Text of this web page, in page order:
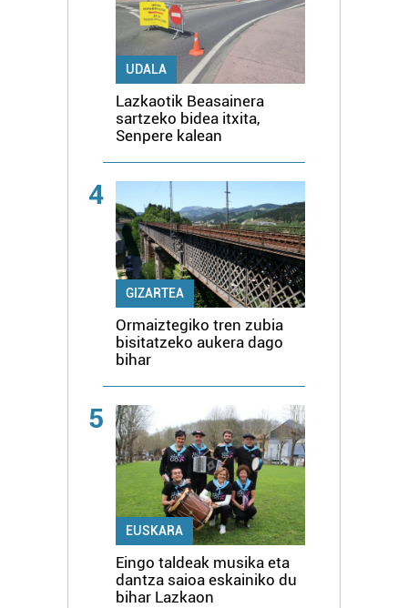
UDALA
Lazkaotik Beasainera
sartzeko bidea itxita,
Senpere kalean
4
GIZARTEA
Ormaiztegiko tren zubia
bisitatzeko aukera dago
bihar
5
EUSKARA
Eingo taldeak musika eta
dantza saioa eskainiko du
bihar Lazkaon